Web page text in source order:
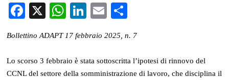
Facebook
X WhatsApp
LinkedIn
Email
Bollettino ADAPT 17 febbraio 2025, n. 7
Lo scorso 3 febbraio è stata sottoscritta l’ipotesi di rinnovo del
CCNL del settore della somministrazione di lavoro, che disciplina il